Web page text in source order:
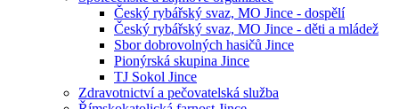
Český rybářský svaz, MO Jince - dospělí
Český rybářský svaz, MO Jince - děti a mládež
Sbor dobrovolných hasičů Jince
Pionýrská skupina Jince
TJ Sokol Jince
Zdravotnictví a pečovatelská služba